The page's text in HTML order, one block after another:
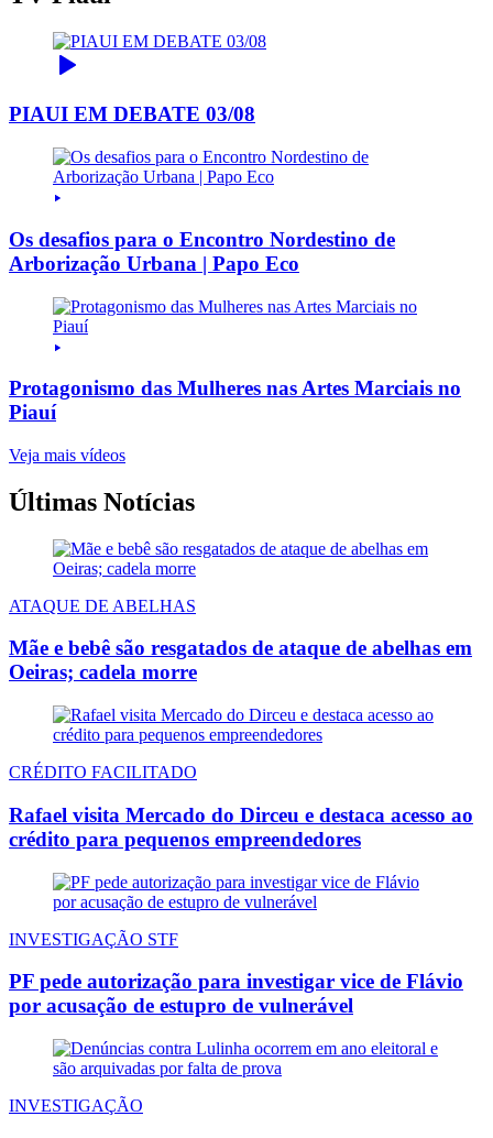
PIAUI EM DEBATE 03/08
Os desafios para o Encontro Nordestino de
Arborização Urbana | Papo Eco
Protagonismo das Mulheres nas Artes Marciais no
Piauí
Veja mais vídeos
Últimas Notícias
ATAQUE DE ABELHAS
Mãe e bebê são resgatados de ataque de abelhas em
Oeiras; cadela morre
CRÉDITO FACILITADO
Rafael visita Mercado do Dirceu e destaca acesso ao
crédito para pequenos empreendedores
INVESTIGAÇÃO STF
PF pede autorização para investigar vice de Flávio
por acusação de estupro de vulnerável
INVESTIGAÇÃO